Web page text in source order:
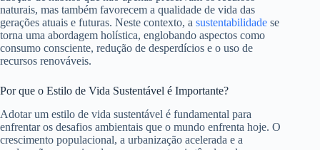
naturais, mas também favorecem a qualidade de vida das
gerações atuais e futuras. Neste contexto, a sustentabilidade se
torna uma abordagem holística, englobando aspectos como
consumo consciente, redução de desperdícios e o uso de
recursos renováveis.
Por que o Estilo de Vida Sustentável é Importante?
Adotar um estilo de vida sustentável é fundamental para
enfrentar os desafios ambientais que o mundo enfrenta hoje. O
crescimento populacional, a urbanização acelerada e a